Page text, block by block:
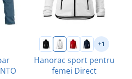
+1
Hanorac sport pentru
femei Direct